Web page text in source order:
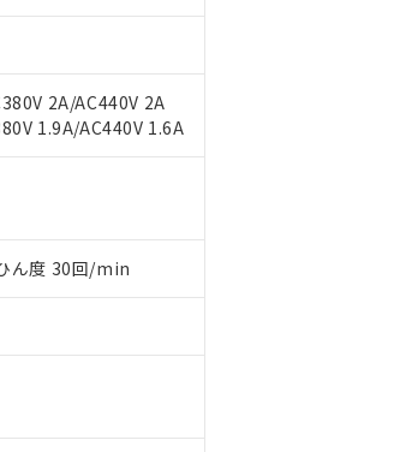
2A/AC440V 2A
1.9A/AC440V 1.6A
ん度 30回/min
。
状況および標準価格(税抜)を提供させていただ
象外となる商品もあることをご了承ください。
新日時点での社内データに基づき作成されるも
またはお客様担当のオムロン制御機器販売店・
ットワーク
」をご確認ください。
第三者に漏洩または開示しないようお願いしま
係のない商品です。
品と判明した場合などやむを得ず変更すること
下、ポリ臭化ジフェニルエーテル類(PBDE) 1000ppm以下、
ル酸ブチルベンジル（BBP） 1000ppm以下、フタル酸ジブチ
く。
ことを確認しています。
とがあります。
ることを示します。
いることを示します。
PBDEs(ポリ臭化ジフェニルエーテル類) : 1000ppm、
、 BBP(フタル酸ブチルベンジル) : 1000ppm、
ことを示します。
いし、環境に深刻な影響を及ぼさない年数を意
貿易法に定める商品（以下｢規制貨物等」とい
府の輸出許可(または役務取引許可)を取得する
物兵器またはその他武器並びにこれらの製造装
、2および3の内容を当該第三者に通知します。
に輸出するおそれがある場合は、取り引きをい
取引先、またはお客様担当のオムロン制御